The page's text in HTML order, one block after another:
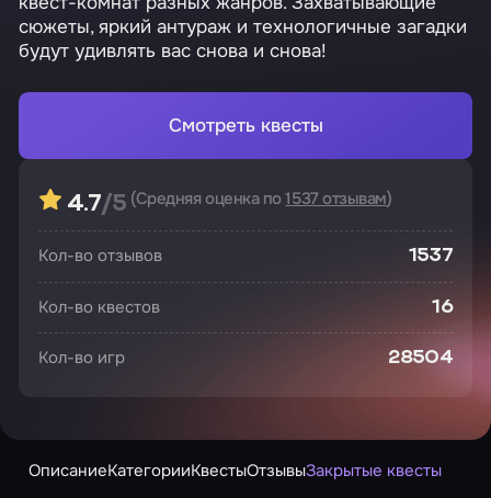
сюжеты, яркий антураж и технологичные загадки
будут удивлять вас снова и снова!
Смотреть квесты
4.7/5 (Средняя оценка по1537 отзывам)
Кол-во отзывов 1537
Кол-во квестов 16
Кол-во игр 28504
ОписаниеКатегорииКвестыОтзывыЗакрытые квесты